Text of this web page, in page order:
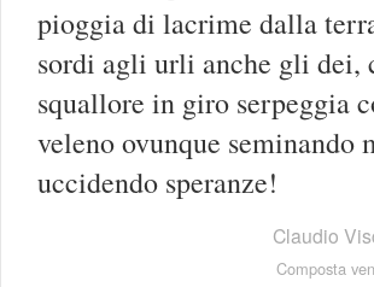
pioggia di lacrime dalla
sordi agli urli anche gli dei,
squallore in giro serpeggia
veleno ovunque seminando
uccidendo speranze!
Claudio
Composta